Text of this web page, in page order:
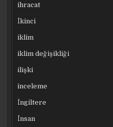
ihracat
İkinci
iklim
iklim değişikliği
ilişki
inceleme
İngiltere
İnsan